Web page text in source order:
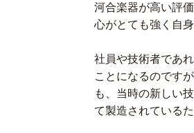
河合楽器が高い評
心がとても強く自
社員や技術者であ
ことになるのです
も、当時の新しい
て製造されている